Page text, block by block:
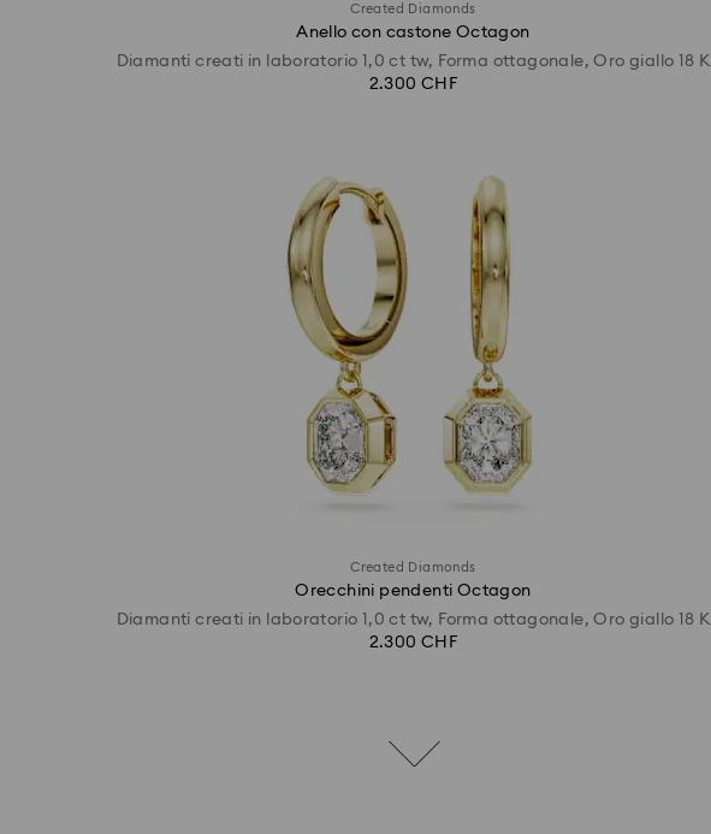
Created Diamonds
Anello con castone Octagon
Diamanti creati in laboratorio 1,0 ct tw, Forma ottagonale, Oro giallo 18 K
2.300 CHF
Created Diamonds
Orecchini pendenti Octagon
Diamanti creati in laboratorio 1,0 ct tw, Forma ottagonale, Oro giallo 18 K
2.300 CHF